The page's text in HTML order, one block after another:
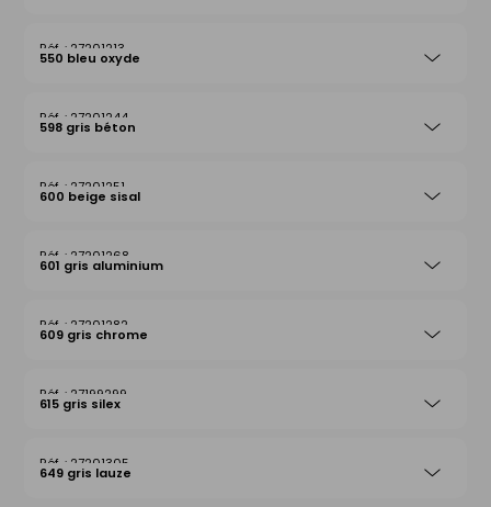
27201213
550 bleu oxyde
27201244
598 gris béton
27201251
600 beige sisal
27201268
601 gris aluminium
27201282
609 gris chrome
27199299
615 gris silex
27201305
649 gris lauze